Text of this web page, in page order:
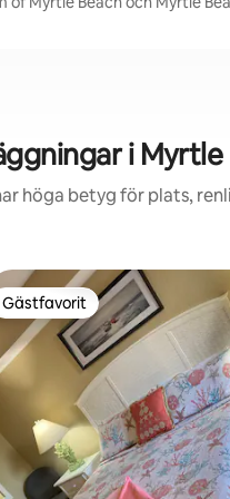
i Myrtle
höga betyg för plats,
Gästfavorit
Gästfavorit